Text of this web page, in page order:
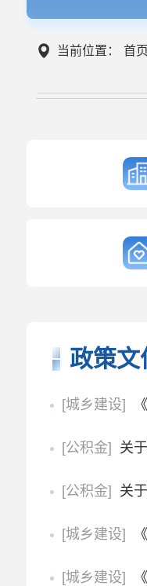
当前位置： 首页
政策文
[城乡建设]
[公积金] 关
[公积金] 关
[城乡建设]
[城乡建设]